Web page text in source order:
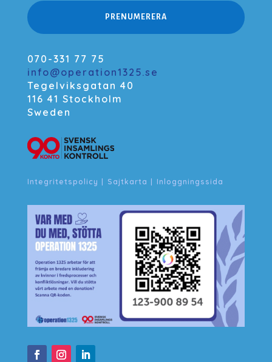
PRENUMERERA
070-331 77 75
info@operation1325.se
Tegelviksgatan 40
116 41 Stockholm
Sweden
Integritetspolicy | Sajtkarta | Inloggningssida